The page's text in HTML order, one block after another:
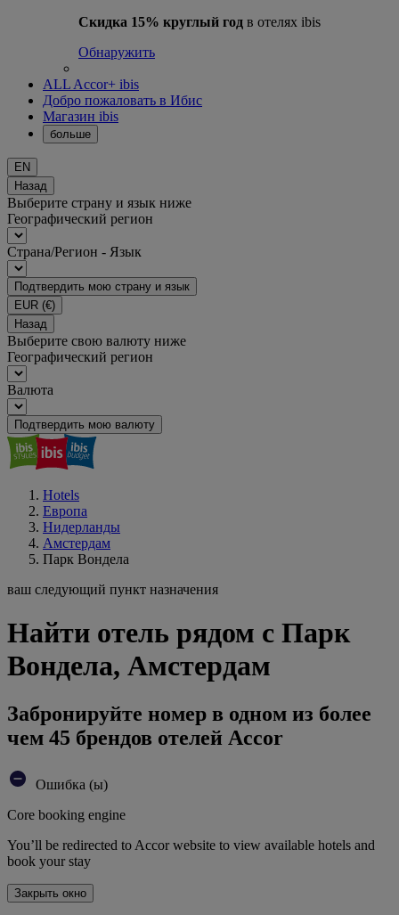
Скидка 15% круглый год в отелях ibis
Обнаружить
ALL Accor+ ibis
Добро пожаловать в Ибис
Магазин ibis
больше
EN
Назад
Выберите страну и язык ниже
Географический регион
Страна/Регион - Язык
Подтвердить мою страну и язык
EUR (€)
Назад
Выберите свою валюту ниже
Географический регион
Валюта
Подтвердить мою валюту
Hotels
Европа
Нидерланды
Амстердам
Парк Вондела
ваш следующий пункт назначения
Найти отель рядом с Парк
Вондела, Амстердам
Забронируйте номер в одном из более
чем 45 брендов отелей Accor
Ошибка (ы)
Core booking engine
You’ll be redirected to Accor website to view available hotels and
book your stay
Закрыть окно